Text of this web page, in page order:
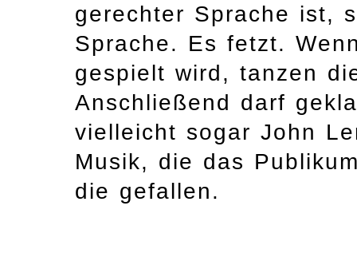
gerechter Sprache ist,
Sprache. Es fetzt.
gespielt wird, tanzen
Anschließend darf
vielleicht sogar John
Musik, die das
die gefallen.